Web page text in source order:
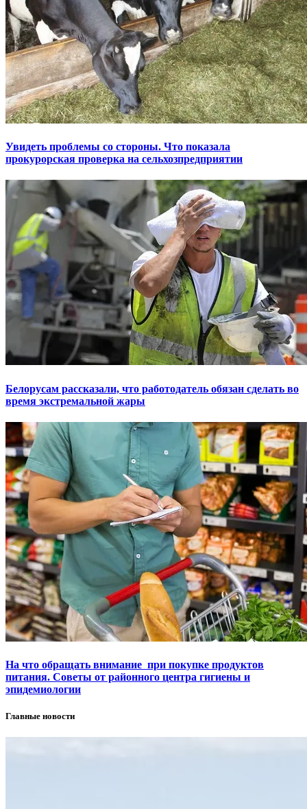
Увидеть проблемы со стороны. Что показала
прокурорская проверка на сельхозпредприятии
Белорусам рассказали, что работодатель обязан сделать во
время экстремальной жары
На что обращать внимание при покупке продуктов
питания. Советы от районного центра гигиены и
эпидемиологии
Главные новости